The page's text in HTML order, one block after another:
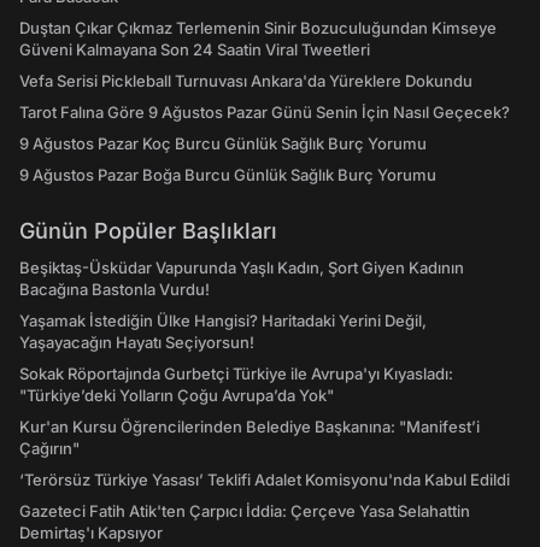
Duştan Çıkar Çıkmaz Terlemenin Sinir Bozuculuğundan Kimseye
Güveni Kalmayana Son 24 Saatin Viral Tweetleri
Vefa Serisi Pickleball Turnuvası Ankara'da Yüreklere Dokundu
Tarot Falına Göre 9 Ağustos Pazar Günü Senin İçin Nasıl Geçecek?
9 Ağustos Pazar Koç Burcu Günlük Sağlık Burç Yorumu
9 Ağustos Pazar Boğa Burcu Günlük Sağlık Burç Yorumu
Günün Popüler Başlıkları
Beşiktaş-Üsküdar Vapurunda Yaşlı Kadın, Şort Giyen Kadının
Bacağına Bastonla Vurdu!
Yaşamak İstediğin Ülke Hangisi? Haritadaki Yerini Değil,
Yaşayacağın Hayatı Seçiyorsun!
Sokak Röportajında Gurbetçi Türkiye ile Avrupa'yı Kıyasladı:
"Türkiye’deki Yolların Çoğu Avrupa’da Yok"
Kur'an Kursu Öğrencilerinden Belediye Başkanına: "Manifest’i
Çağırın"
‘Terörsüz Türkiye Yasası’ Teklifi Adalet Komisyonu'nda Kabul Edildi
Gazeteci Fatih Atik'ten Çarpıcı İddia: Çerçeve Yasa Selahattin
Demirtaş'ı Kapsıyor